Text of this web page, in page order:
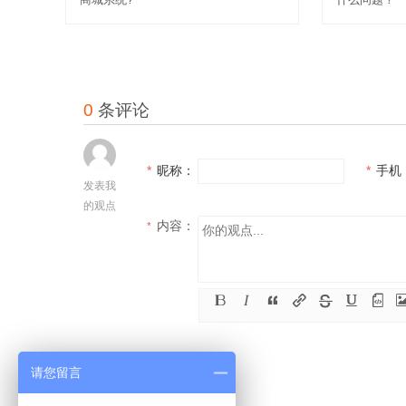
0 条评论
发表我
的观点
* 昵称： * 手机
* 内容：
请您留言